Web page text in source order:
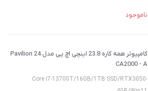
ناموجود
کامپیوتر همه کاره 23.8 اینچی اچ پی مدل Pavilion 24
CA2000 - A
Core i7-13700T/16GB/1TB SSD/RTX3050-